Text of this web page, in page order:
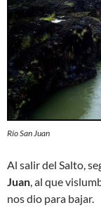
Río San Juan
Al salir del Salto,
Juan , al que
nos dio para bajar.